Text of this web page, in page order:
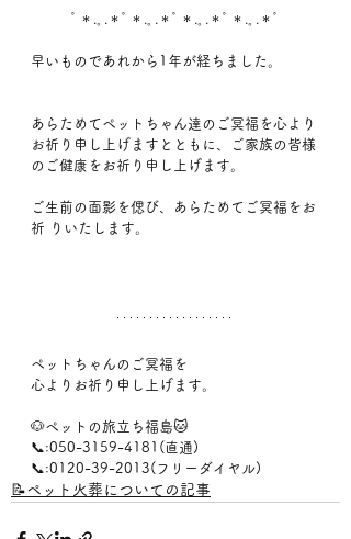
ﾟ＊.｡.＊ﾟ＊.｡.＊ﾟ＊.｡.＊ﾟ＊.｡.＊ﾟ
早いものであれから1年が経ちました。
あらためてペットちゃん達のご冥福を心より
お祈り申し上げますとともに、ご家族の皆様
のご健康をお祈り申し上げます。
ご生前の面影を偲び、あらためてご冥福をお
祈 りいたします。
ペットちゃんのご冥福を
心よりお祈り申し上げます。
🐶ペットの旅立ち福島🐱
📞:050-3159-4181(直通)
📞:0120-39-2013(フリーダイヤル)
📝ペット火葬についての記事